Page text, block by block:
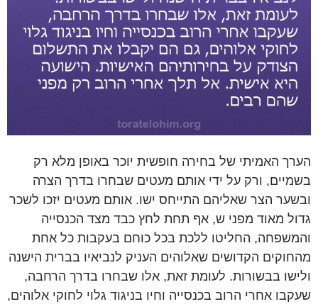
הערך האמיתי של בחירה חופשית יוכר באופן מלא רק
בשמיים, ורק על ידי אותם מעטים שבחרו בדרך הצרה
ובשער הצר שאליהם התייחס ישו. אותם מעטים יזכו לשכר
גדול מאוד מפני ש, אף תחת לחץ כבד מצד הכנסייה
והמשפחה, החליטו ללכת בכל כוחם בעקבות כל אחת
מהחוקים הקדושים שאלוהים העניק לנביאיו בברית הישנה
ולישו בבשורות. לעומת זאת, אלו שבחרו בדרך הרחבה,
שעקבו אחרי הרוב בכנסייה וחיו בניגוד גלוי לחוקי אלוהים,